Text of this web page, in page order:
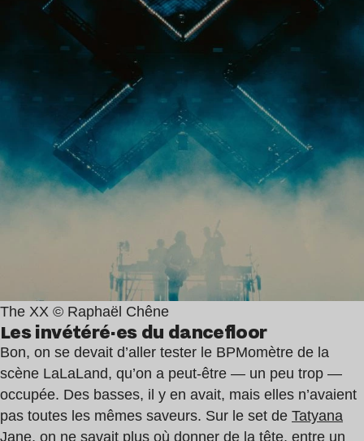
The XX © Raphaël Chêne
Les invétéré·es du dancefloor
Bon, on se devait d’aller tester le BPMomètre de la
scène LaLaLand, qu’on a peut-être — un peu trop —
occupée. Des basses, il y en avait, mais elles n’avaient
pas toutes les mêmes saveurs. Sur le set de Tatyana
Jane, on ne savait plus où donner de la tête, entre un